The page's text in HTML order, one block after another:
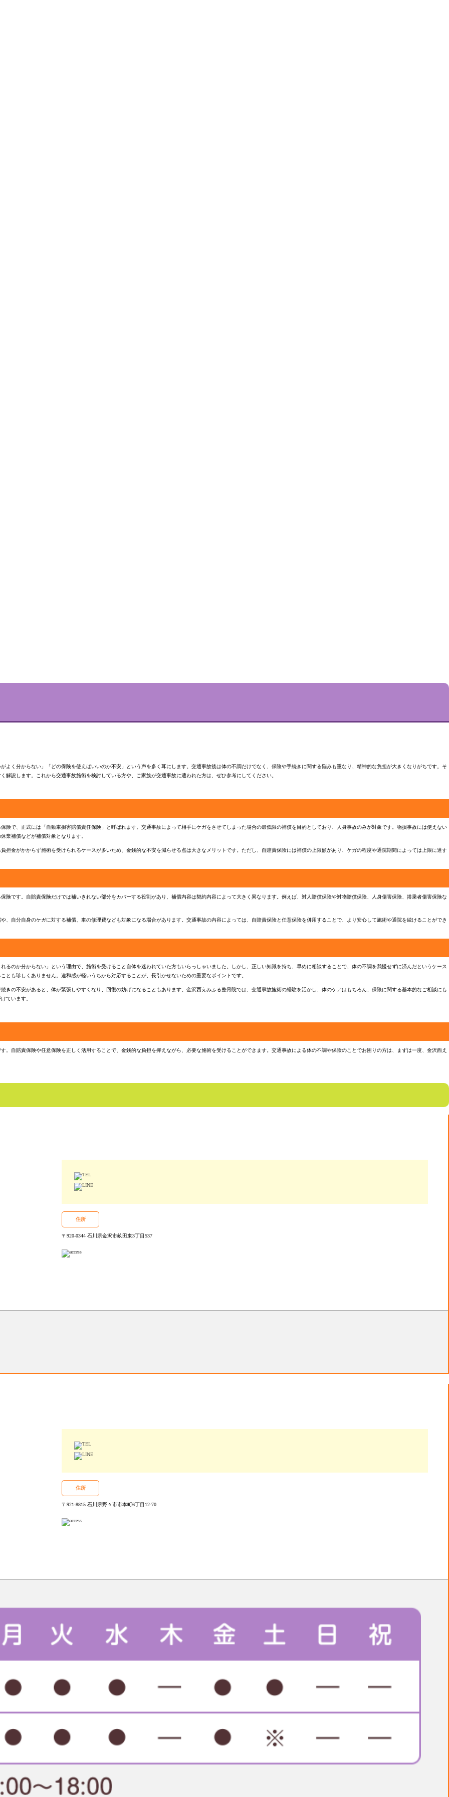
く分からない」「どの保険を使えばいいのか不安」という声を多く耳にします。交通事故後は体の不調だけでなく、保険や手続きに関する悩みも重なり、精神的な負担が大きくなりがちです。そ
説します。これから交通事故施術を検討している方や、ご家族が交通事故に遭われた方は、ぜひ参考にしてください。
険で、正式には「自動車損害賠償責任保険」と呼ばれます。交通事故によって相手にケガをさせてしまった場合の最低限の補償を目的としており、人身事故のみが対象です。物損事故には使えない
業補償などが補償対象となります。
金がかからず施術を受けられるケースが多いため、金銭的な不安を減らせる点は大きなメリットです。ただし、自賠責保険には補償の上限額があり、ケガの程度や通院期間によっては上限に達す
です。自賠責保険だけでは補いきれない部分をカバーする役割があり、補償内容は契約内容によって大きく異なります。例えば、対人賠償保険や対物賠償保険、人身傷害保険、搭乗者傷害保険な
自分自身のケガに対する補償、車の修理費なども対象になる場合があります。交通事故の内容によっては、自賠責保険と任意保険を併用することで、より安心して施術や通院を続けることができ
のか分からない」という理由で、施術を受けること自体を迷われていた方もいらっしゃいました。しかし、正しい知識を持ち、早めに相談することで、体の不調を我慢せずに済んだというケース
も珍しくありません。違和感が軽いうちから対応することが、長引かせないための重要なポイントです。
きの不安があると、体が緊張しやすくなり、回復の妨げになることもあります。金沢西えみふる整骨院では、交通事故施術の経験を活かし、体のケアはもちろん、保険に関する基本的なご相談にも
ています。
自賠責保険や任意保険を正しく活用することで、金銭的な負担を抑えながら、必要な施術を受けることができます。交通事故による体の不調や保険のことでお困りの方は、まずは一度、金沢西え
住所
〒920-0344 石川県金沢市畝田東3丁目537
住所
〒921-8815 石川県野々市市本町6丁目12-70